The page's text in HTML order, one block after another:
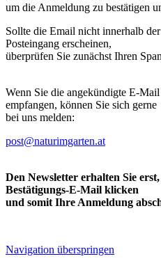
um die Anmeldung zu bestätigen
Sollte die Email nicht innerhalb
Posteingang erscheinen,
überprüfen Sie zunächst Ihren
Wenn Sie die angekündigte E-
empfangen, können Sie sich gerne
bei uns melden:
post@naturimgarten.at
Den Newsletter erhalten Sie
Bestätigungs-E-Mail klicken
und somit Ihre Anmeldung
Navigation überspringen